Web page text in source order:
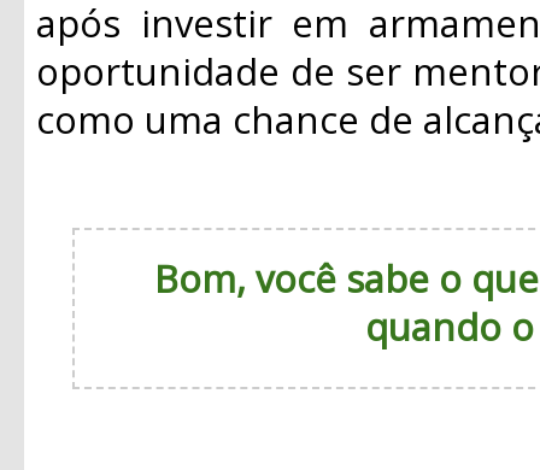
após investir em
oportunidade de ser
como uma chance de
Bom, você sabe o
quando